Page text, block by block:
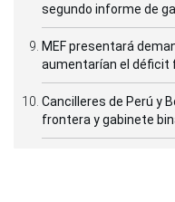
segundo informe de
MEF presentará
aumentarían el déficit
Cancilleres de Perú y
frontera y gabinete